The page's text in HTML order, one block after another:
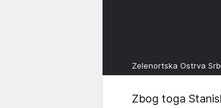
Zelenortska Ostrva
Zbog toga